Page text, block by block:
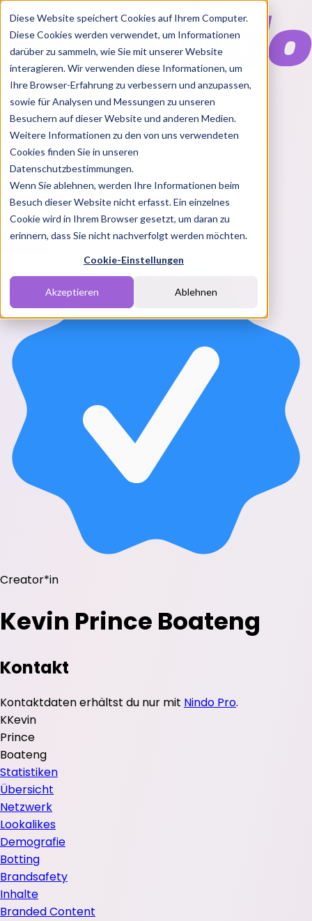
Diese Website speichert Cookies auf Ihrem Computer.
Diese Cookies werden verwendet, um Informationen
darüber zu sammeln, wie Sie mit unserer Website
interagieren. Wir verwenden diese Informationen, um
Ihre Browser-Erfahrung zu verbessern und anzupassen,
sowie für Analysen und Messungen zu unseren
Besuchern auf dieser Website und anderen Medien.
Weitere Informationen zu den von uns verwendeten
Cookies finden Sie in unseren
Datenschutzbestimmungen.
Wenn Sie ablehnen, werden Ihre Informationen beim
Besuch dieser Website nicht erfasst. Ein einzelnes
Cookie wird in Ihrem Browser gesetzt, um daran zu
erinnern, dass Sie nicht nachverfolgt werden möchten.
Cookie-Einstellungen
Akzeptieren Ablehnen
Features
Solutions
BlogChartsRabatt CodesPakete
Login
Creator*in
Kevin Prince Boateng
Kontakt
Kontaktdaten erhältst du nur mit Nindo Pro.
KKevin
Prince
Boateng
Statistiken
Übersicht
Netzwerk
Lookalikes
Demografie
Botting
Brandsafety
Inhalte
Branded Content